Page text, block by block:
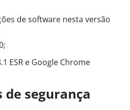
de software nesta versão
ESR e Google Chrome
de segurança